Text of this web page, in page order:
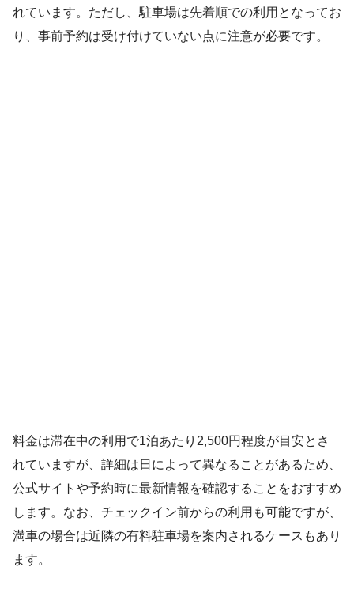
れています。ただし、駐車場は先着順での利用となってお
り、事前予約は受け付けていない点に注意が必要です。
料金は滞在中の利用で1泊あたり2,500円程度が目安とさ
れていますが、詳細は日によって異なることがあるため、
公式サイトや予約時に最新情報を確認することをおすすめ
します。なお、チェックイン前からの利用も可能ですが、
満車の場合は近隣の有料駐車場を案内されるケースもあり
ます。